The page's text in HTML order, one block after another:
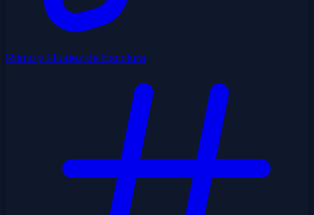
Ritmo y Fluidez de Escritura